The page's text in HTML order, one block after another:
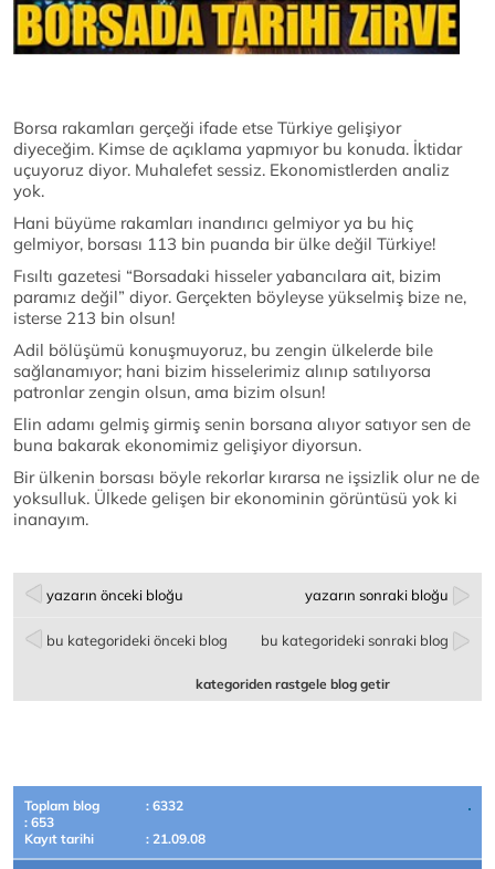
Borsa rakamları gerçeği ifade etse Türkiye gelişiyor
diyeceğim. Kimse de açıklama yapmıyor bu konuda. İktidar
uçuyoruz diyor. Muhalefet sessiz. Ekonomistlerden analiz
yok.
Hani büyüme rakamları inandırıcı gelmiyor ya bu hiç
gelmiyor, borsası 113 bin puanda bir ülke değil Türkiye!
Fısıltı gazetesi “Borsadaki hisseler yabancılara ait, bizim
paramız değil” diyor. Gerçekten böyleyse yükselmiş bize ne,
isterse 213 bin olsun!
Adil bölüşümü konuşmuyoruz, bu zengin ülkelerde bile
sağlanamıyor; hani bizim hisselerimiz alınıp satılıyorsa
patronlar zengin olsun, ama bizim olsun!
Elin adamı gelmiş girmiş senin borsana alıyor satıyor sen de
buna bakarak ekonomimiz gelişiyor diyorsun.
Bir ülkenin borsası böyle rekorlar kırarsa ne işsizlik olur ne de
yoksulluk. Ülkede gelişen bir ekonominin görüntüsü yok ki
inanayım.
yazarın önceki bloğu yazarın sonraki bloğu
bu kategorideki önceki blog bu kategorideki sonraki blog
kategoriden rastgele blog getir
Toplam blog
: 6332
: 653
Kayıt tarihi
: 21.09.08